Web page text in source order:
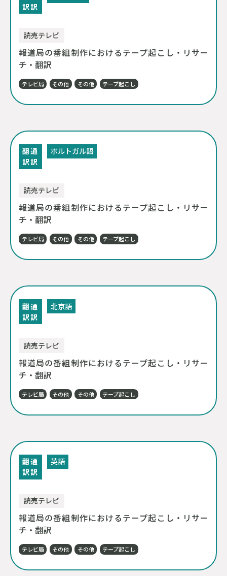
訳訳
読売テレビ
報道局の番組制作におけるテープ起こし・リサー
チ・翻訳
テレビ局 その他 その他 テープ起こし
翻
訳
通
訳
ポルトガル語
読売テレビ
報道局の番組制作におけるテープ起こし・リサー
チ・翻訳
テレビ局 その他 その他 テープ起こし
翻
訳
通
訳
北京語
読売テレビ
報道局の番組制作におけるテープ起こし・リサー
チ・翻訳
テレビ局 その他 その他 テープ起こし
翻
訳
通
訳
英語
読売テレビ
報道局の番組制作におけるテープ起こし・リサー
チ・翻訳
テレビ局 その他 その他 テープ起こし